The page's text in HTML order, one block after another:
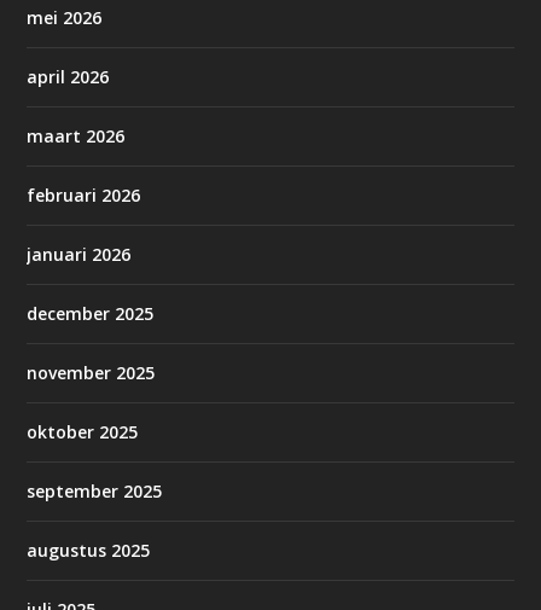
mei 2026
april 2026
maart 2026
februari 2026
januari 2026
december 2025
november 2025
oktober 2025
september 2025
augustus 2025